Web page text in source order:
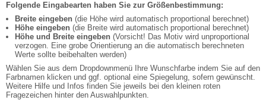
Folgende Eingabearten haben Sie zur Größenbestimmung:
Breite eingeben (die Höhe wird automatisch proportional berechnet)
Höhe eingeben (die Breite wird automatisch proportional berechnet)
Höhe und Breite eingeben (Vorsicht! Das Motiv wird unproportional
verzogen. Eine grobe Orientierung an die automatisch berechneten
Werte sollte beibehalten werden)
Wählen Sie aus dem Dropdownmenü Ihre Wunschfarbe indem Sie auf den
Farbnamen klicken und ggf. optional eine Spiegelung, sofern gewünscht.
Weitere Hilfe und Infos finden Sie jeweils bei den kleinen roten
Fragezeichen hinter den Auswahlpunkten.